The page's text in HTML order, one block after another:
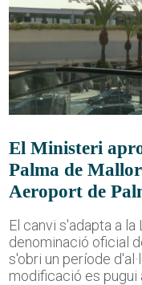
El Ministeri
Palma de
Aeroport de
El canvi s'adapta a
denominació oficial
s'obri un període
modificació es pugui